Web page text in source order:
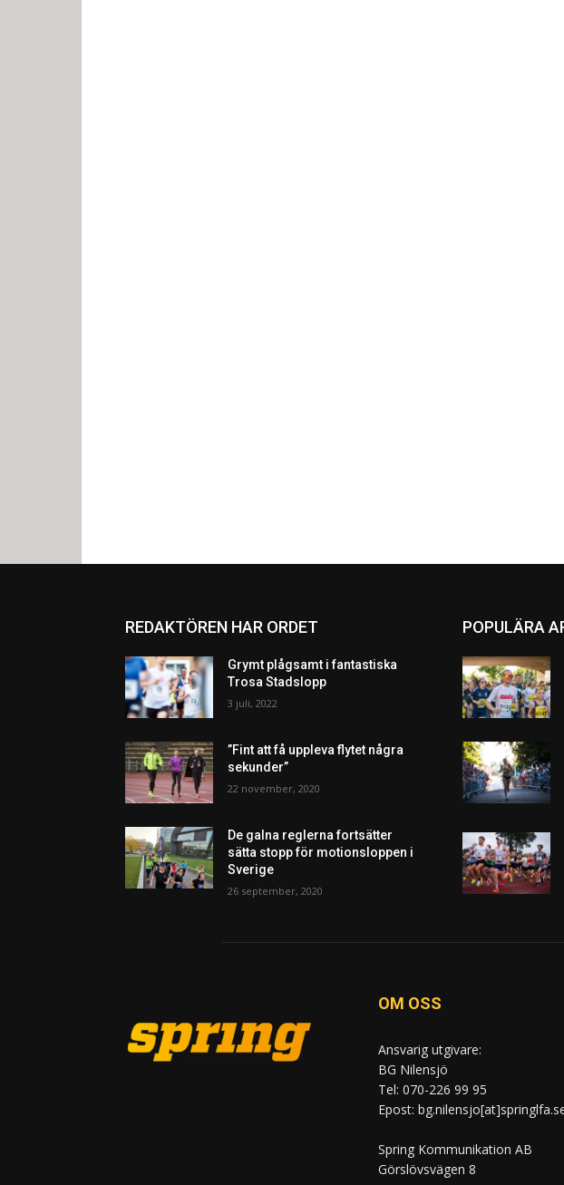
REDAKTÖREN HAR ORDET
Grymt plågsamt i fantastiska
Trosa Stadslopp
3 juli, 2022
”Fint att få uppleva flytet några
sekunder”
22 november, 2020
De galna reglerna fortsätter
sätta stopp för motionsloppen i
Sverige
26 september, 2020
POPULÄRA
OM OSS
Ansvarig utgivare:
BG Nilensjö
Tel: 070-226 99 95
Epost:
Spring Kommunikation AB
Görslövsvägen 8